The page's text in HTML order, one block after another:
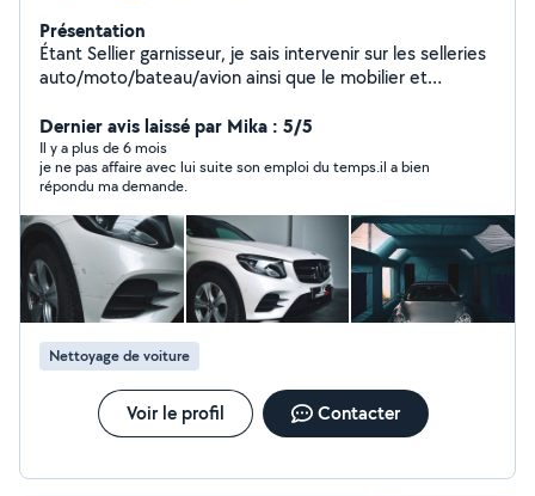
Présentation
Étant Sellier garnisseur, je sais intervenir sur les selleries
auto/moto/bateau/avion ainsi que le mobilier et
préparateur en detailing auto/moto/bateau/avion
Carrosserie, vitre teintées véhicule, vitrophanie ( vitre
teintées sur les vitres des maisons, douche,... ) ppf,
covering, traitement céramique Automobile/ moto/
bateau/ salle d'eau/ baie vitré/ velux/....
Dernier avis laissé par Mika : 5/5
Il y a plus de 6 mois
je ne pas affaire avec lui suite son emploi du temps.il a bien
répondu ma demande.
Nettoyage de voiture
Voir le profil Contacter